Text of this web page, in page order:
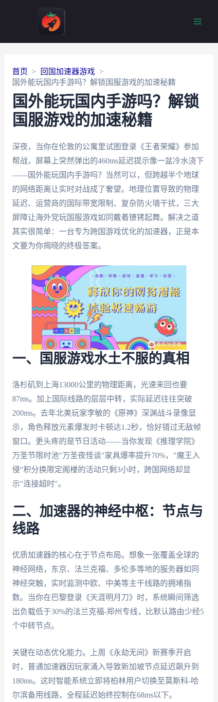
首页
回国加速器游戏
国外能玩国内手游吗？解锁国服游戏的加速秘籍
国外能玩国内手游吗？解锁
国服游戏的加速秘籍
深夜，当你在伦敦的公寓里试图登录《王者荣耀》参加
帮战，屏幕上突然弹出的460ms延迟提示像一盆冷水浇下
——国外能玩国内手游吗？当然可以，但跨越半个地球
的网络距离让实时对战成了奢望。地理位置导致的物理
延迟、运营商的国际带宽限制、复杂防火墙干扰，三大
屏障让海外党玩国服游戏如同戴着镣铐起舞。解决之道
其实很简单：一台专为跨国游戏优化的加速器，正是本
文要为你揭晓的终极答案。
一、国服游戏水土不服的真相
洛杉矶到上海13000公里的物理距离，光速来回也要
87ms。加上国际线路的层层中转，实际延迟往往突破
200ms。去年北美玩家李敏的《原神》深渊战斗录像显
示，角色释放元素爆发时卡顿达1.2秒，恰好错过无敌帧
窗口。更头疼的是节日活动——当你发现《推理学院》
万圣节限时池"万圣夜怪谈"家具爆率提升70%，"魔王入
侵"积分换限定阁楼的活动只剩3小时，跨国网络却显
示"连接超时"。
二、加速器的神经中枢：节点与
线路
优质加速器的核心在于节点布局。想象一张覆盖全球的
神经网络，东京、法兰克福、多伦多等地的服务器如同
神经突触，实时监测中欧、中美等主干线路的拥堵指
数。当你在巴黎登录《天涯明月刀》时，系统瞬间筛选
出负载低于30%的法兰克福-郑州专线，比默认路由少经5
个中转节点。
关键在动态优化能力。上周《永劫无间》新赛季开启
时，普通加速器因玩家涌入导致新加坡节点延迟飙升到
180ms。这时智能系统立即将柏林用户切换至莫斯科-哈
尔滨备用线路，全程延迟始终控制在68ms以下。